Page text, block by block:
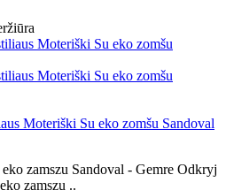
Moteriški Su eko zomšu Sandoval
zamszu Sandoval - Gemre Odkryj
zamszu ..